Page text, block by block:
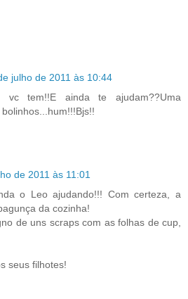
julho de 2011 às 10:44
vc tem!!E ainda te ajudam??Uma
de 2011 às 11:01
o Leo ajudando!!! Com certeza, a
da cozinha!
de uns scraps com as folhas de cup,
seus filhotes!